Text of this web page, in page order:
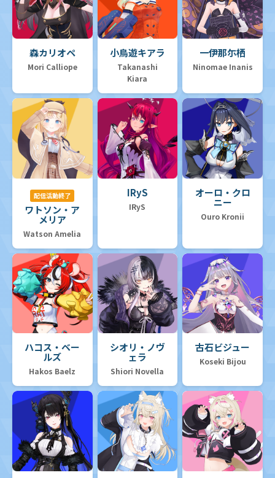
森カリオペ
Mori Calliope
小鳥遊キアラ
Takanashi
Kiara
一伊那尓栖
Ninomae Inanis
配信活動終了
ワトソン・ア
メリア
Watson Amelia
IRyS
IRyS
オーロ・クロ
ニー
Ouro Kronii
ハコス・ベー
ルズ
Hakos Baelz
シオリ・ノヴ
ェラ
Shiori Novella
古石ビジュー
Koseki Bijou